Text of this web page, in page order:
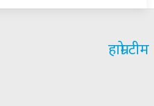
हाम्रो टीम